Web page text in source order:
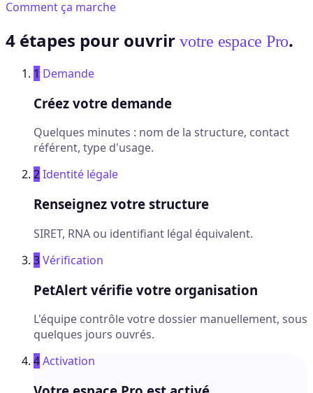
Comment ça marche
4 étapes pour ouvrir votre espace Pro.
1 Demande
Créez votre demande
Quelques minutes : nom de la structure, contact
référent, type d'usage.
2Identité légale
Renseignez votre structure
SIRET, RNA ou identifiant légal équivalent.
3Vérification
PetAlert vérifie votre organisation
L'équipe contrôle votre dossier manuellement, sous
quelques jours ouvrés.
4Activation